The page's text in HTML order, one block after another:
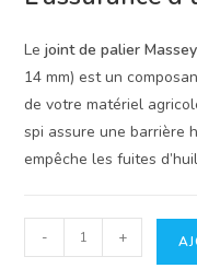
Lejoint de palier
14 mm) est un
de votre matériel
spi assure une barrière
empêche les fuites
quantité
de
- +